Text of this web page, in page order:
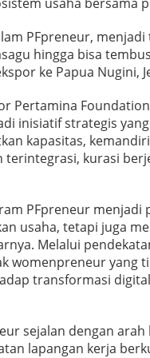
PFpreneur,
hingga bisa
ke Papua Nugini,
Pertamina
inisiatif strategis
kapasitas,
terintegrasi, kurasi
PFpreneur
usaha, tetapi juga
Melalui
womenpreneur yang
transformasi
sejalan dengan
lapangan kerja